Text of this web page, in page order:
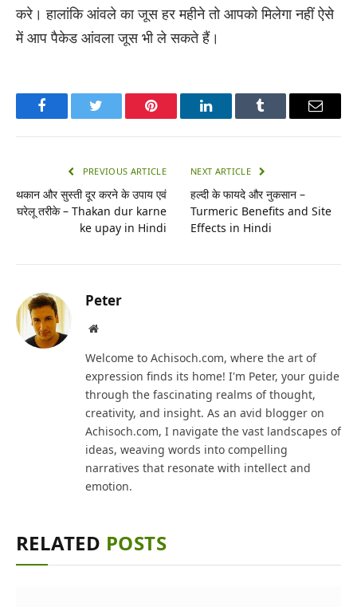
करे। हालांकि आंवले का जूस हर महीने तो आपको मिलेगा नहीं ऐसे
में आप पैकेड आंवला जूस भी ले सकते हैं।
FacebookTwitter Pinterest LinkedInTumblr Email
PREVIOUS ARTICLE
थकान और सुस्ती दूर करने के उपाय एवं
घरेलू तरीके – Thakan dur karne
ke upay in Hindi
NEXT ARTICLE
हल्दी के फायदे और नुकसान –
Turmeric Benefits and Site
Effects in Hindi
Peter
Website
Welcome to Achisoch.com, where the art of
expression finds its home! I'm Peter, your guide
through the fascinating realms of thought,
creativity, and insight. As an avid blogger on
Achisoch.com, I navigate the vast landscapes of
ideas, weaving words into compelling
narratives that resonate with intellect and
emotion.
RELATED POSTS